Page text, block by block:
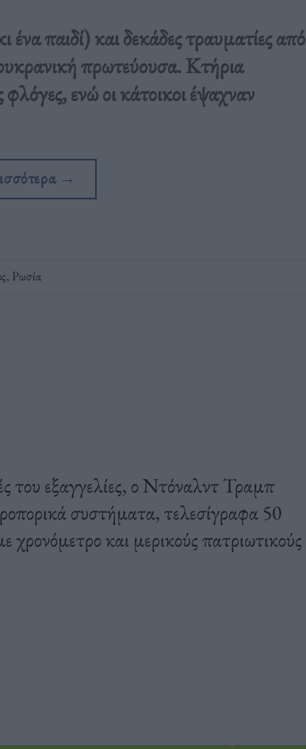
ένα παιδί) και δεκάδες τραυματίες από
πρωτεύουσα. Κτήρια
ενώ οι κάτοικοι έψαχναν
→
, Ρωσία
του εξαγγελίες, ο Ντόναλντ Τραμπ
συστήματα, τελεσίγραφα 50
και μερικούς πατριωτικούς